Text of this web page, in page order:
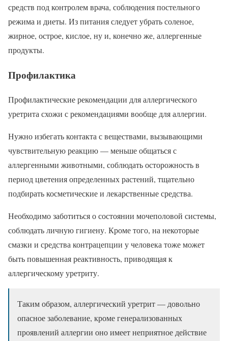
средств под контролем врача, соблюдения постельного
режима и диеты. Из питания следует убрать соленое,
жирное, острое, кислое, ну и, конечно же, аллергенные
продукты.
Профилактика
Профилактические рекомендации для аллергического
уретрита схожи с рекомендациями вообще для аллергии.
Нужно избегать контакта с веществами, вызывающими
чувствительную реакцию — меньше общаться с
аллергенными животными, соблюдать осторожность в
период цветения определенных растений, тщательно
подбирать косметические и лекарственные средства.
Необходимо заботиться о состоянии мочеполовой системы,
соблюдать личную гигиену. Кроме того, на некоторые
смазки и средства контрацепции у человека тоже может
быть повышенная реактивность, приводящая к
аллергическому уретриту.
Таким образом, аллергический уретрит — довольно
опасное заболевание, кроме генерализованных
проявлений аллергии оно имеет неприятное действие